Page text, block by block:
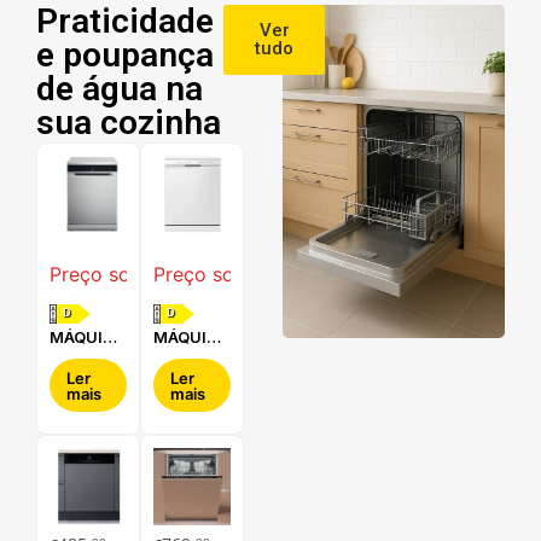
Praticidade
e poupança
de água na
sua cozinha
Ver
tudo
Preço sob consulta
D
MÁQUINA
DE LAVAR
LOUÇA
WHIRLPOOL
- WFC
Ler
mais
Preço sob consulta
D
MÁQUINA
DE LAVAR
LOUÇA
LG -
DF242FW
Ler
mais